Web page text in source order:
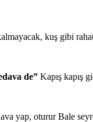
kuş gibi
de” Kapış kapış
yap, oturur Bale